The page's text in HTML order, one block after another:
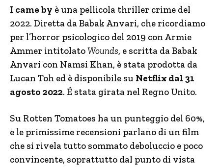
I came by è una pellicola thriller crime del
2022. Diretta da Babak Anvari, che ricordiamo
per l’horror psicologico del 2019 con Armie
Ammer intitolatoWounds, e scritta da Babak
Anvari con Namsi Khan, è stata prodotta da
Lucan Toh ed è disponibile su Netflix dal 31
agosto 2022. É stata girata nel Regno Unito.
Su Rotten Tomatoes ha un punteggio del 60%,
e le primissime recensioni parlano di un film
che si rivela tutto sommato deboluccio e poco
convincente, soprattutto dal punto di vista